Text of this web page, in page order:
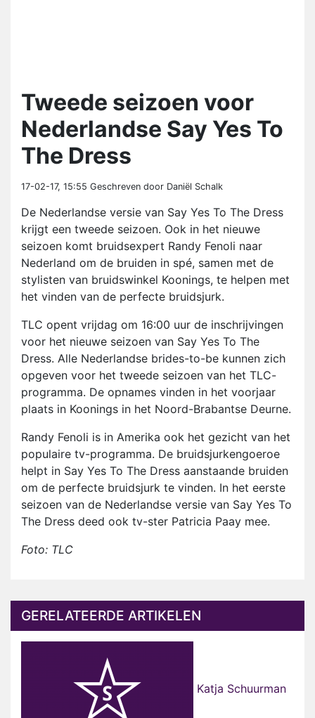
Tweede seizoen voor
Nederlandse Say Yes To
The Dress
17-02-17, 15:55 Geschreven door Daniël Schalk
De Nederlandse versie van Say Yes To The Dress
krijgt een tweede seizoen. Ook in het nieuwe
seizoen komt bruidsexpert Randy Fenoli naar
Nederland om de bruiden in spé, samen met de
stylisten van bruidswinkel Koonings, te helpen met
het vinden van de perfecte bruidsjurk.
TLC opent vrijdag om 16:00 uur de inschrijvingen
voor het nieuwe seizoen van Say Yes To The
Dress. Alle Nederlandse brides-to-be kunnen zich
opgeven voor het tweede seizoen van het TLC-
programma. De opnames vinden in het voorjaar
plaats in Koonings in het Noord-Brabantse Deurne.
Randy Fenoli is in Amerika ook het gezicht van het
populaire tv-programma. De bruidsjurkengoeroe
helpt in Say Yes To The Dress aanstaande bruiden
om de perfecte bruidsjurk te vinden. In het eerste
seizoen van de Nederlandse versie van Say Yes To
The Dress deed ook tv-ster Patricia Paay mee.
Foto: TLC
GERELATEERDE ARTIKELEN
Katja Schuurman